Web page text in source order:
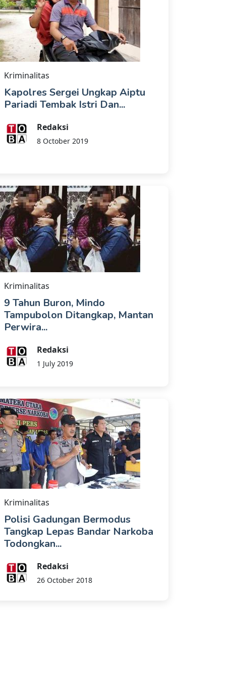
Kriminalitas
Kapolres Sergei Ungkap Aiptu
Pariadi Tembak Istri Dan...
Redaksi
8 October 2019
Kriminalitas
9 Tahun Buron, Mindo
Tampubolon Ditangkap, Mantan
Perwira...
Redaksi
1 July 2019
Kriminalitas
Polisi Gadungan Bermodus
Tangkap Lepas Bandar Narkoba
Todongkan...
Redaksi
26 October 2018